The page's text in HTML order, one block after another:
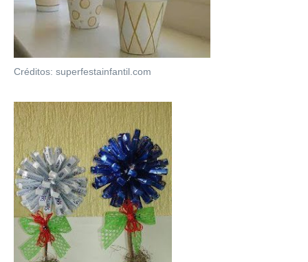
Créditos: superfestainfantil.com